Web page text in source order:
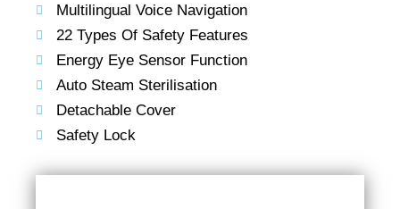
Multilingual Voice Navigation
22 Types Of Safety Features
Energy Eye Sensor Function
Auto Steam Sterilisation
Detachable Cover
Safety Lock